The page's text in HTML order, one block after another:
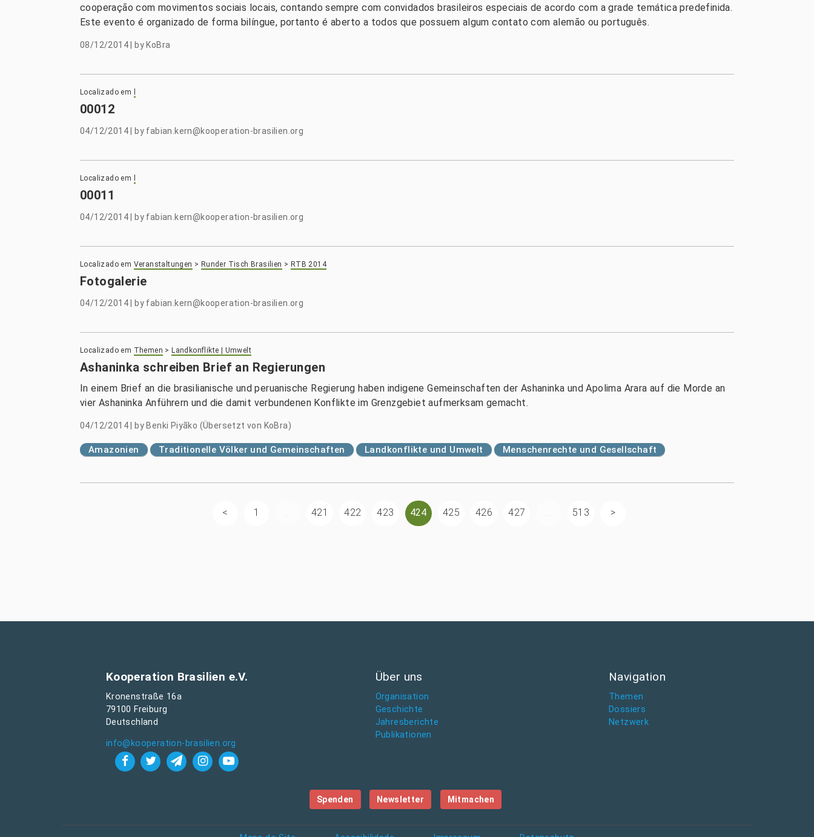
cooperação com movimentos sociais locais, contando sempre com convidados brasileiros especiais de acordo com a grade temática predefinida.
Este evento é organizado de forma bilíngue, portanto é aberto a todos que possuem algum contato com alemão ou português.
08/12/2014 by KoBra
Localizado em
00012
04/12/2014 by fabian.kern@kooperation-brasilien.org
Localizado em
00011
04/12/2014 by fabian.kern@kooperation-brasilien.org
Localizado em Veranstaltungen > Runder Tisch Brasilien > RTB 2014
Fotogalerie
04/12/2014 by fabian.kern@kooperation-brasilien.org
Localizado em Themen > Landkonflikte | Umwelt
Ashaninka schreiben Brief an Regierungen
In einem Brief an die brasilianische und peruanische Regierung haben indigene Gemeinschaften der Ashaninka und Apolima Arara auf die Morde an
vier Ashaninka Anführern und die damit verbundenen Konflikte im Grenzgebiet aufmerksam gemacht.
04/12/2014 by Benki Piyãko (Übersetzt von KoBra)
Amazonien Traditionelle Völker und Gemeinschaften Landkonflikte und Umwelt Menschenrechte und Gesellschaft
1 ... 421 422 423 424 425 426 427 ... 513
Kooperation Brasilien e.V.
Kronenstraße 16a
79100 Freiburg
Deutschland
info@kooperation-brasilien.org
Über uns
Organisation
Geschichte
Jahresberichte
Publikationen
Navigation
Themen
Dossiers
Netzwerk
Spenden Newsletter Mitmachen